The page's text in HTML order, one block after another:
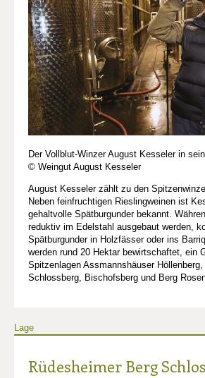
Der Vollblut-Winzer August Kesseler in
© Weingut August Kesseler
August Kesseler zählt zu den
Neben feinfruchtigen Rieslingweinen ist
gehaltvolle Spätburgunder bekannt.
reduktiv im Edelstahl ausgebaut werden,
Spätburgunder in Holzfässer oder ins
werden rund 20 Hektar bewirtschaftet, ein
Spitzenlagen Assmannshäuser
Schlossberg, Bischofsberg und Berg
Lage
Rüdesheimer Berg